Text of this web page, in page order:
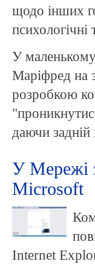
щодо інших
психологічні
У
Маріфред на
розробкою
даючи задній
У Мережі
Microsoft
Internet